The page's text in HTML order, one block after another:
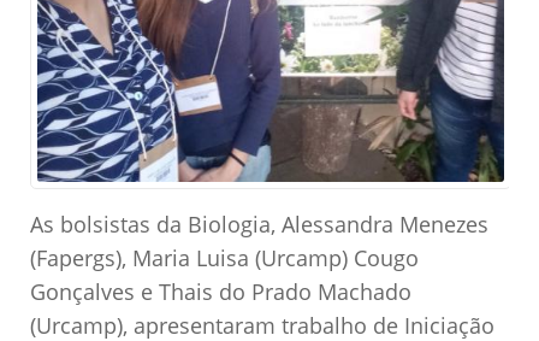
As bolsistas da Biologia, Alessandra Menezes
(Fapergs), Maria Luisa (Urcamp) Cougo
Gonçalves e Thais do Prado Machado
(Urcamp), apresentaram trabalho de Iniciação